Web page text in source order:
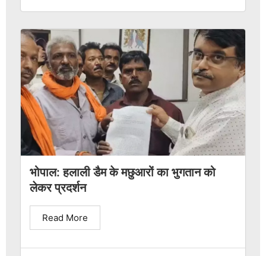
भोपाल: हलाली डैम के मछुआरों का भुगतान को
लेकर प्रदर्शन
Read More